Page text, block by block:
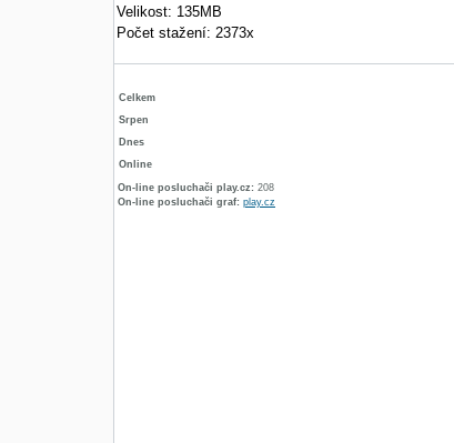
Velikost: 135MB
Počet stažení: 2373x
Celkem
Srpen
Dnes
Online
On-line posluchači play.cz: 208
On-line posluchači graf: play.cz